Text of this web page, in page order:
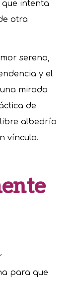
intenta
otra
sereno,
y el
mirada
de
albedrío
vínculo.
para que